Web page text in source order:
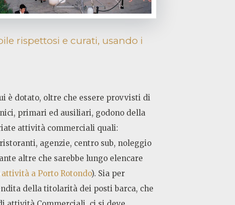
rispettosi e curati, usando i
è dotato, oltre che essere provvisti di
primari ed ausiliari, godono della
attività commerciali quali:
agenzie, centro sub, noleggio
altre che sarebbe lungo elencare
attività a Porto Rotondo). Sia per
della titolarità dei posti barca, che